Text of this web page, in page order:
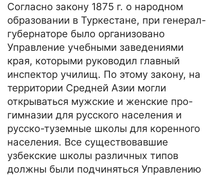
Согласно закону 1875 г. о народном
образовании в Туркестане, при генерал-
губернаторе было организовано
Управление учебными заведениями
края, которыми руководил главный
инспектор училищ. По этому закону, на
территории Средней Азии могли
открываться мужские и женские про-
гимназии для русского населения и
русско-туземные школы для коренного
населения. Все существовавшие
узбекские школы различных типов
должны были подчиняться Управлению